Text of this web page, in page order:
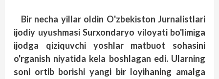
Bir necha yillar oldin O'zbekiston Jurnalistlari
ijodiy uyushmasi Surxondaryo viloyati bo'limiga
ijodga qiziquvchi yoshlar matbuot sohasini
o'rganish niyatida kela boshlagan edi. Ularning
soni ortib borishi yangi bir loyihaning amalga